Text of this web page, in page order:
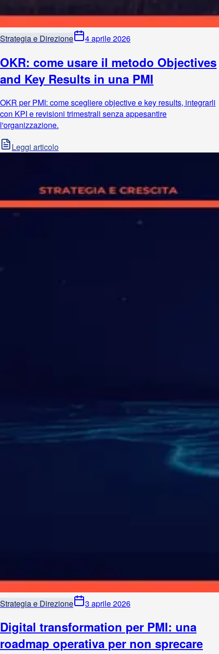
Strategia e Direzione 4 aprile 2026
OKR: come usare il metodo Objectives
and Key Results in una PMI
OKR per PMI: come scegliere objective e key results, integrarli
con KPI e revisioni trimestrali senza appesantire
l'organizzazione.
Leggi articolo
Strategia e Direzione 3 aprile 2026
Digital transformation per PMI: una
roadmap operativa per non sprecare